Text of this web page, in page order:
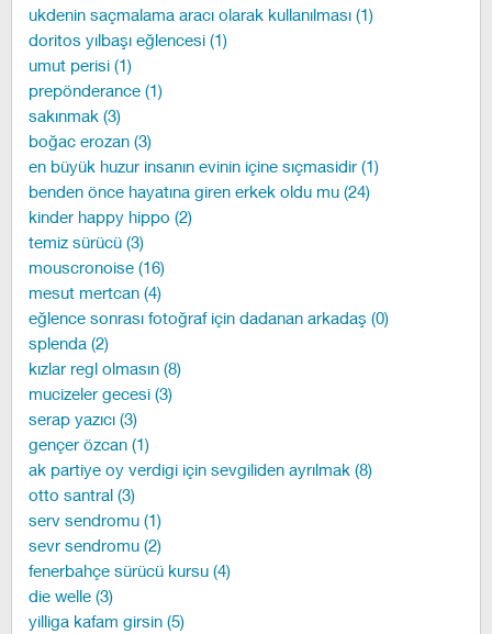
ukdenin saçmalama aracı olarak kullanılması (1)
doritos yılbaşı eğlencesi (1)
umut perisi (1)
prepönderance (1)
sakınmak (3)
boğac erozan (3)
en büyük huzur insanın evinin içine sıçmasidir (1)
benden önce hayatına giren erkek oldu mu (24)
kinder happy hippo (2)
temiz sürücü (3)
mouscronoise (16)
mesut mertcan (4)
eğlence sonrası fotoğraf için dadanan arkadaş (0)
splenda (2)
kızlar regl olmasın (8)
mucizeler gecesi (3)
serap yazıcı (3)
gençer özcan (1)
ak partiye oy verdigi için sevgiliden ayrılmak (8)
otto santral (3)
serv sendromu (1)
sevr sendromu (2)
fenerbahçe sürücü kursu (4)
die welle (3)
yilliga kafam girsin (5)